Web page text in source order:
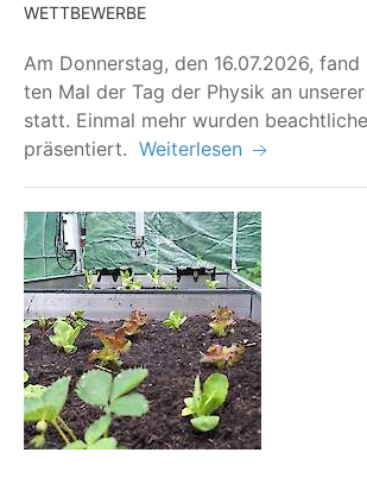
WETTBEWERBE
Am Don­ners­tag, den 16.07.2026,
ten Mal der Tag der Phy­sik an
statt. Ein­mal mehr wur­den
präsentiert. Weiterlesen